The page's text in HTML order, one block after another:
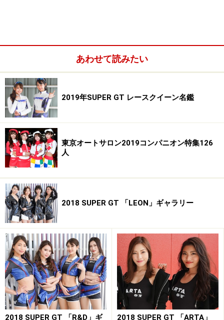
――レースクイーンになられる前は五輪強化選手だった
とお聞きしていますが、まずはその辺を詳しく聞かせて
ください。
REIKA：中学生の時に水泳でジュニアオリンピックに出
場し、高校の時はヨットをやっていました。大学に入っ
てから実業団にスカウトされ中退し、それからヨットの
セーリングで五輪を目指すようになりました。
――そんな第一線で活躍していたREIKAさんがなぜ、レー
スクイーンになられたんでしょう？
REIKA：実業団で北京五輪出場を目指していたんです
が、最終選考に落ちてしまい、引退して他の道に進む
か、それとも続けるかの二択になったんですね。実は中
学2年生の時に福岡でモデルとしてスカウトされたこと
があり、自分はやりたかったんですけど、当時は九州で
一番の進学校に通っていたこともあり学業優先、親も厳
あわせて読みたい
2019年SUPER GT レースクイーン名鑑
東京オートサロン2019コンパニオン特集126
人
2018 SUPER GT 「LEON」ギャラリー
2018 SUPER GT 「R&D」ギ
2018 SUPER GT 「ARTA」